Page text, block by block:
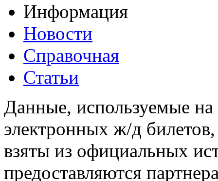
Информация
Новости
Справочная
Статьи
Данные, используемые на
электронных ж/д
взяты из официальных
предоставляются